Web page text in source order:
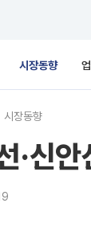
시장동향
시장동향
·신